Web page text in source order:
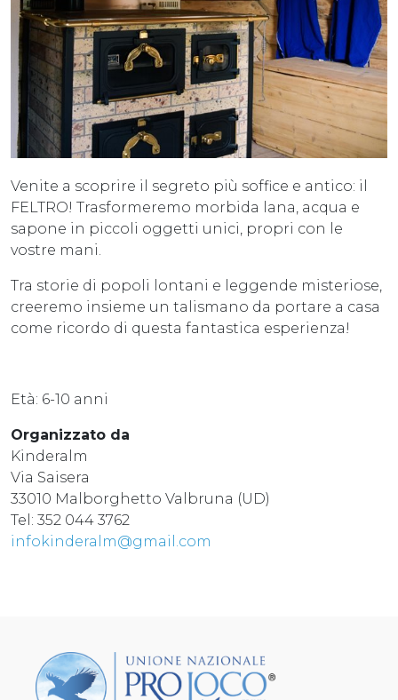
Venite a scoprire il segreto più soffice e antico: il
FELTRO! Trasformeremo morbida lana, acqua e
sapone in piccoli oggetti unici, propri con le
vostre mani.
Tra storie di popoli lontani e leggende misteriose,
creeremo insieme un talismano da portare a casa
come ricordo di questa fantastica esperienza!
Età: 6-10 anni
Organizzato da
Kinderalm
Via Saisera
33010 Malborghetto Valbruna (UD)
Tel: 352 044 3762
infokinderalm@gmail.com